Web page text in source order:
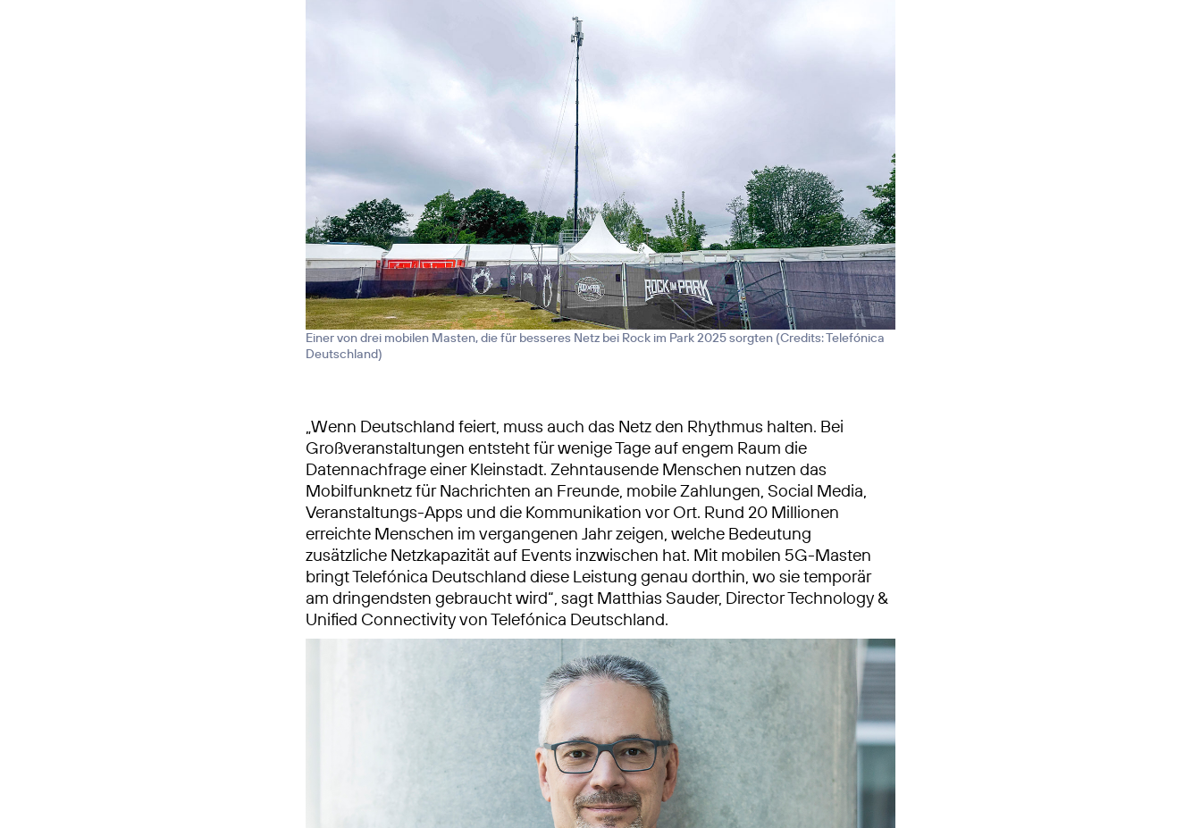
Einer von drei mobilen Masten, die für besseres Netz bei Rock im Park 2025 sorgten (Credits: Telefónica
Deutschland)
„Wenn Deutschland feiert, muss auch das Netz den Rhythmus halten. Bei
Großveranstaltungen entsteht für wenige Tage auf engem Raum die
Datennachfrage einer Kleinstadt. Zehntausende Menschen nutzen das
Mobilfunknetz für Nachrichten an Freunde, mobile Zahlungen, Social Media,
Veranstaltungs-Apps und die Kommunikation vor Ort. Rund 20 Millionen
erreichte Menschen im vergangenen Jahr zeigen, welche Bedeutung
zusätzliche Netzkapazität auf Events inzwischen hat. Mit mobilen 5G-Masten
bringt Telefónica Deutschland diese Leistung genau dorthin, wo sie temporär
am dringendsten gebraucht wird“, sagt Matthias Sauder, Director Technology &
Unified Connectivity von Telefónica Deutschland.